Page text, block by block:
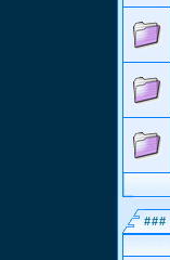
###